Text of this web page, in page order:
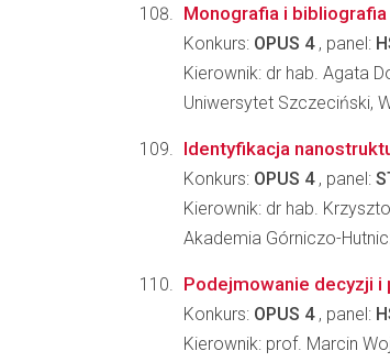
Monografia i
Konkurs: OPUS 4, panel:
Kierownik: dr hab. Agata
Uniwersytet Szczeciński,
Identyfikacja
Konkurs: OPUS 4, panel:
Kierownik: dr hab.
Akademia Górniczo-
Podejmowanie decyzji
Konkurs: OPUS 4, panel:
Kierownik: prof. Marcin